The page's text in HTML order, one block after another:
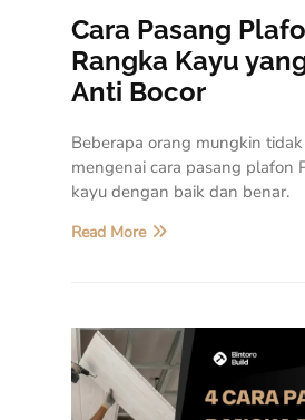
Cara Pasang
Rangka Kayu
Anti Bocor
Beberapa orang mungkin
mengenai cara pasang plafon
kayu dengan baik dan benar.
Read More